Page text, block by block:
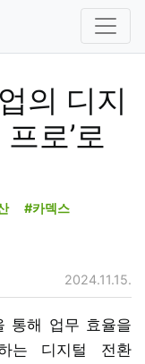
의 디지
로’로
#카덱스
2024.11.15.
통해 업무 효율을
는 디지털 전환